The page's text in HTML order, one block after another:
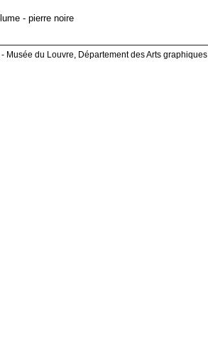
- pierre noire
Musée du Louvre, Département des Arts graphiques